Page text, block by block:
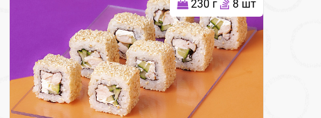
230 г 8 шт